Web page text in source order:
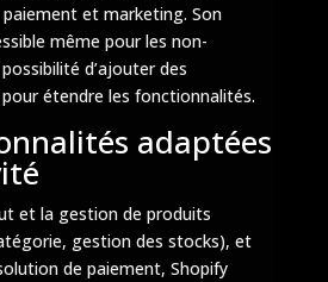
et marketing. Son
même pour les non-
d’ajouter des
étendre les fonctionnalités.
adaptées
et la gestion de produits
gestion des stocks), et
de paiement, Shopify